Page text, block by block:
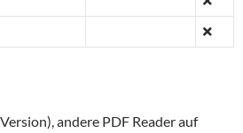
andere PDF Reader auf